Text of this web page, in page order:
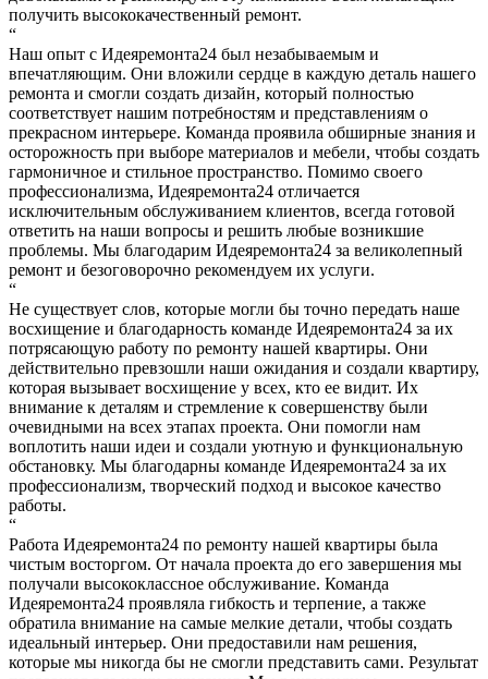
получить высококачественный ремонт.
“
Наш опыт с Идеяремонта24 был незабываемым и
впечатляющим. Они вложили сердце в каждую деталь нашего
ремонта и смогли создать дизайн, который полностью
соответствует нашим потребностям и представлениям о
прекрасном интерьере. Команда проявила обширные знания и
осторожность при выборе материалов и мебели, чтобы создать
гармоничное и стильное пространство. Помимо своего
профессионализма, Идеяремонта24 отличается
исключительным обслуживанием клиентов, всегда готовой
ответить на наши вопросы и решить любые возникшие
проблемы. Мы благодарим Идеяремонта24 за великолепный
ремонт и безоговорочно рекомендуем их услуги.
“
Не существует слов, которые могли бы точно передать наше
восхищение и благодарность команде Идеяремонта24 за их
потрясающую работу по ремонту нашей квартиры. Они
действительно превзошли наши ожидания и создали квартиру,
которая вызывает восхищение у всех, кто ее видит. Их
внимание к деталям и стремление к совершенству были
очевидными на всех этапах проекта. Они помогли нам
воплотить наши идеи и создали уютную и функциональную
обстановку. Мы благодарны команде Идеяремонта24 за их
профессионализм, творческий подход и высокое качество
работы.
“
Работа Идеяремонта24 по ремонту нашей квартиры была
чистым восторгом. От начала проекта до его завершения мы
получали высококлассное обслуживание. Команда
Идеяремонта24 проявляла гибкость и терпение, а также
обратила внимание на самые мелкие детали, чтобы создать
идеальный интерьер. Они предоставили нам решения,
которые мы никогда бы не смогли представить сами. Результат